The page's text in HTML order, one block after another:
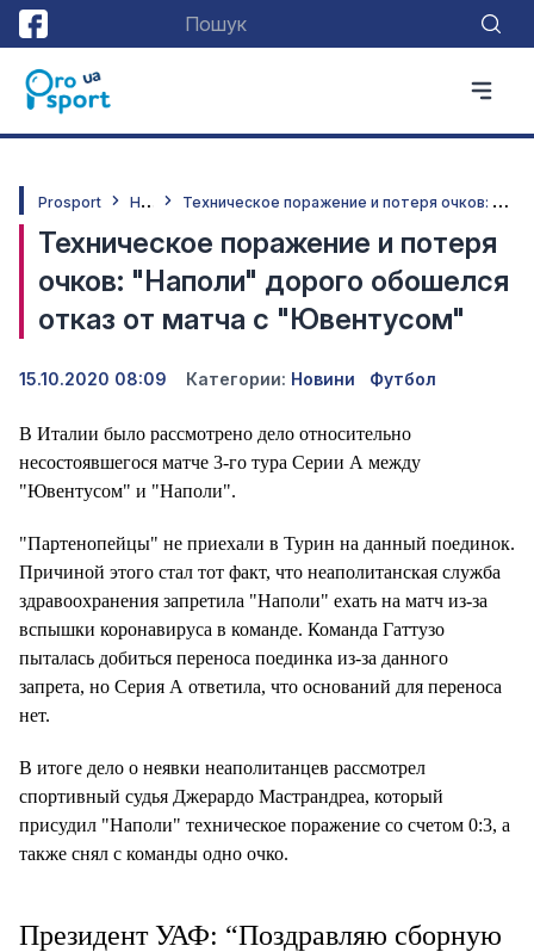
Prosport Н
овини Т
ехническое поражение и потеря очков: "Наполи" дорого обошелся отказ от матча с "Ювентусом"
Техническое поражение и потеря
очков: "Наполи" дорого обошелся
отказ от матча с "Ювентусом"
15.10.2020 08:09 Категории: Новини Футбол
В Италии было рассмотрено дело относительно
несостоявшегося матче 3-го тура Серии А между
"Ювентусом" и "Наполи".
"Партенопейцы" не приехали в Турин на данный поединок.
Причиной этого стал тот факт, что неаполитанская служба
здравоохранения запретила "Наполи" ехать на матч из-за
вспышки коронавируса в команде. Команда Гаттузо
пыталась добиться переноса поединка из-за данного
запрета, но Серия А ответила, что оснований для переноса
нет.
В итоге дело о неявки неаполитанцев рассмотрел
спортивный судья Джерардо Мастрандреа, который
присудил "Наполи" техническое поражение со счетом 0:3, а
также снял с команды одно очко.
Президент УАФ: “Поздравляю сборную